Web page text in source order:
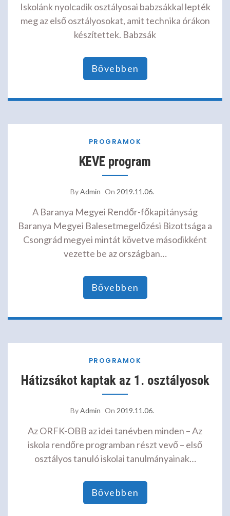
Iskolánk nyolcadik osztályosai babzsákkal lepték
meg az első osztályosokat, amit technika órákon
készítettek. Babzsák
Bővebben
PROGRAMOK
KEVE program
ByAdmin On 2019.11.06.
A Baranya Megyei Rendőr-főkapitányság
Baranya Megyei Balesetmegelőzési Bizottsága a
Csongrád megyei mintát követve másodikként
vezette be az országban…
Bővebben
PROGRAMOK
Hátizsákot kaptak az 1. osztályosok
ByAdmin On 2019.11.06.
Az ORFK-OBB az idei tanévben minden – Az
iskola rendőre programban részt vevő – első
osztályos tanuló iskolai tanulmányainak…
Bővebben